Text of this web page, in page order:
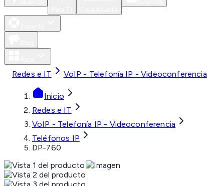
Redes e IT VoIP - Telefonía IP - Videoconferencia
Inicio
Redes e IT
VoIP - Telefonía IP - Videoconferencia
Teléfonos IP
DP-760